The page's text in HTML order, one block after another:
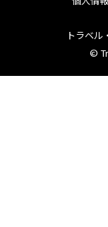
トラベ
©